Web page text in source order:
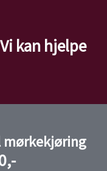
kan hjelpe
mørkekjøring